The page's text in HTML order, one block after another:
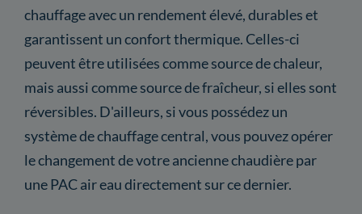
chauffage avec un rendement élevé, durables et
garantissent un confort thermique. Celles-ci
peuvent être utilisées comme source de chaleur,
mais aussi comme source de fraîcheur, si elles sont
réversibles. D'ailleurs, si vous possédez un
système de chauffage central, vous pouvez opérer
le changement de votre ancienne chaudière par
une PAC air eau directement sur ce dernier.